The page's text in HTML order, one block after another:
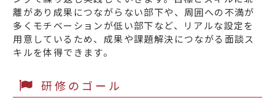
離があり成果につながらない部下や、周囲への不満が
多くモチベーションが低い部下など、リアルな設定を
用意しているため、成果や課題解決につながる面談ス
キルを体得できます。
研修のゴール